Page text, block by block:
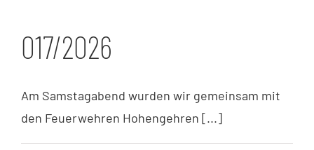
017/2026
Am Samstagabend wurden wir gemeinsam mit
den Feuerwehren Hohengehren [...]